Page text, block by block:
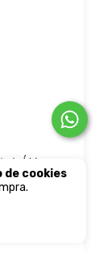
de cookies